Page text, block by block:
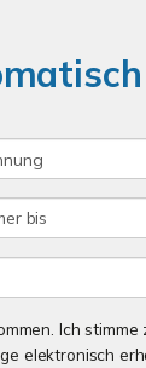
Ich stimme
elektronisch